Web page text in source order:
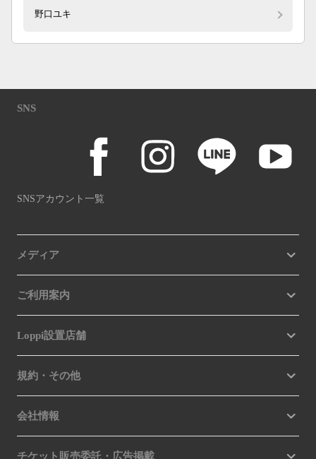
野口ユキ
SNS
SNSアカウント一覧
メディア
ご利用案内
Loppi設置店舗
規約・その他
会社情報
チケット販売委託・広告掲載